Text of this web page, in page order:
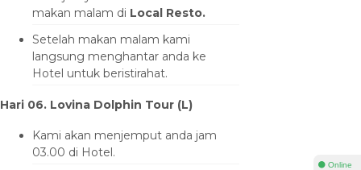
makan malam di Local Resto.
Setelah makan malam kami
langsung menghantar anda ke
Hotel untuk beristirahat.
Hari 06. Lovina Dolphin Tour (L)
Kami akan menjemput anda jam
03.00 di Hotel.
⚫ Online